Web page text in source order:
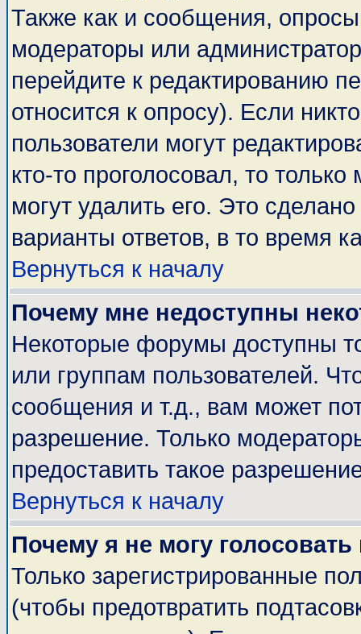
Также как и сообщения, опросы
модераторы или
перейдите к редактированию
относится к опросу). Если
пользователи могут
кто-то проголосовал, то
могут удалить его. Это
варианты ответов, в то время
Вернуться к началу
Почему мне недоступны
Некоторые форумы доступны
или группам пользователей.
сообщения и т.д., вам может
разрешение. Только
предоставить такое
Вернуться к началу
Почему я не могу
Только зарегистрированные
(чтобы предотвратить